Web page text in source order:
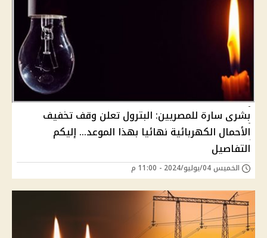
بشرى سارة للمصريين: البترول تعلن وقف تخفيف
الأحمال الكهربائية نهائيا بهذا الموعد... إليكم
التفاصيل
الخميس 04/يوليو/2024 - 11:00 م